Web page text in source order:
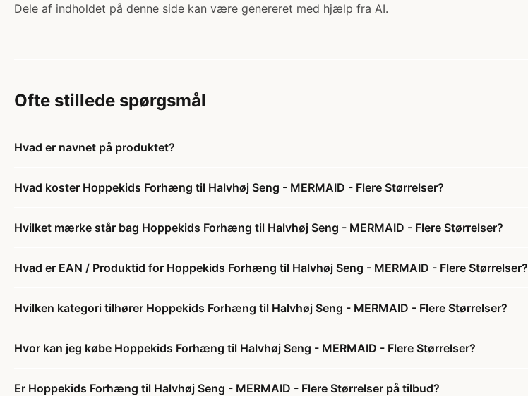
Dele af indholdet på denne side kan være genereret med hjælp fra AI.
Ofte stillede spørgsmål
Hvad er navnet på produktet?
Hvad koster Hoppekids Forhæng til Halvhøj Seng - MERMAID - Flere Størrelser?
Hvilket mærke står bag Hoppekids Forhæng til Halvhøj Seng - MERMAID - Flere Størrelser?
Hvad er EAN / Produktid for Hoppekids Forhæng til Halvhøj Seng - MERMAID - Flere Størrelser?
Hvilken kategori tilhører Hoppekids Forhæng til Halvhøj Seng - MERMAID - Flere Størrelser?
Hvor kan jeg købe Hoppekids Forhæng til Halvhøj Seng - MERMAID - Flere Størrelser?
Er Hoppekids Forhæng til Halvhøj Seng - MERMAID - Flere Størrelser på tilbud?